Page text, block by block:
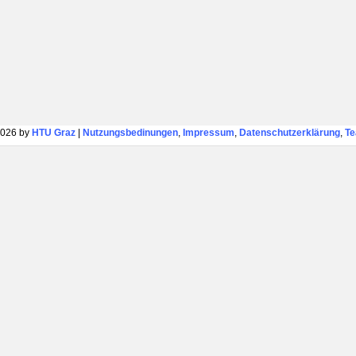
by HTU Graz| Nutzungsbedinungen, Impressum, Datenschutzerklärung,